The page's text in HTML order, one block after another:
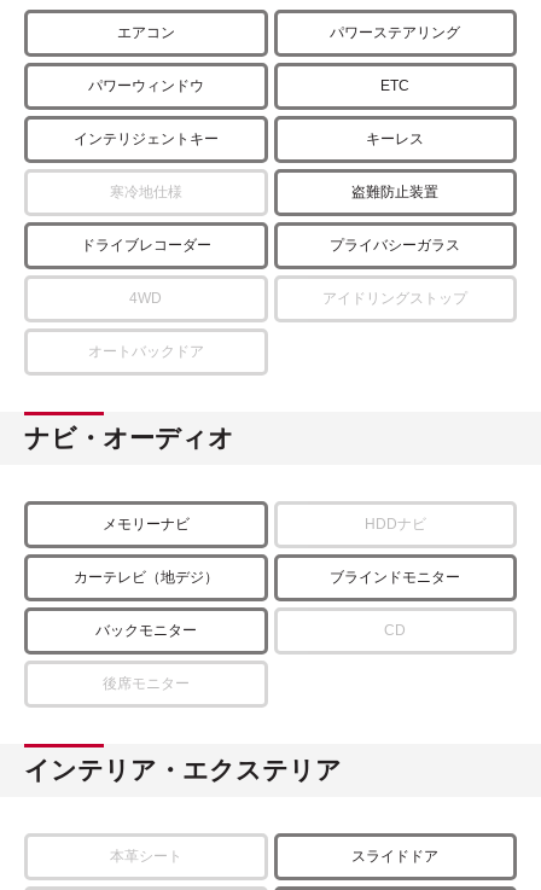
エアコン パワーステアリング
パワーウィンドウ ETC
インテリジェントキー キーレス
寒冷地仕様 盗難防止装置
ドライブレコーダー プライバシーガラス
4WD アイドリングストップ
オートバックドア
ナビ・オーディオ
メモリーナビ HDDナビ
カーテレビ（地デジ） ブラインドモニター
バックモニター CD
後席モニター
インテリア・エクステリア
本革シート スライドドア